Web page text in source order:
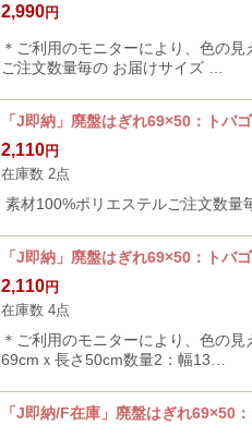
2,990円
＊ご利用のモニターにより、色の
ご注文数量毎の お届けサイズ …
「J即納」廃盤はぎれ69×50：トバ
2,110円
在庫数 2点
素材100%ポリエステルご注文数
「J即納」廃盤はぎれ69×50：トバ
2,110円
在庫数 4点
＊ご利用のモニターにより、色の
69cmｘ長さ50cm数量2：幅13…
「J即納/F在庫」廃盤はぎれ69×50